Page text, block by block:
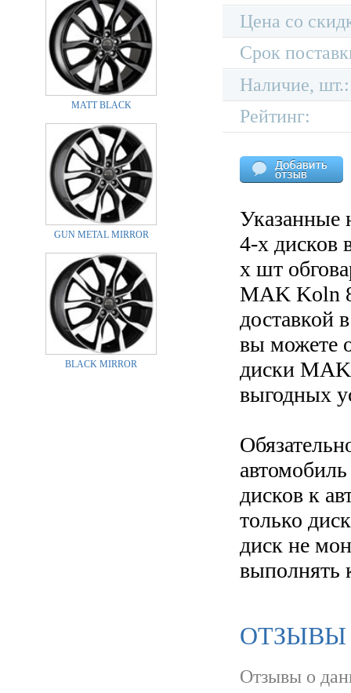
MATT BLACK
GUN METAL MIRROR
BLACK MIRROR
Цена со
Срок
Наличие, шт.:
Рейтинг:
Указанные
4-х дисков
х шт
MAK Koln
доставкой
вы можете
диски
выгодных
дисков к
только
диск не
выполнять
ОТЗЫВЫ
Отзывы о